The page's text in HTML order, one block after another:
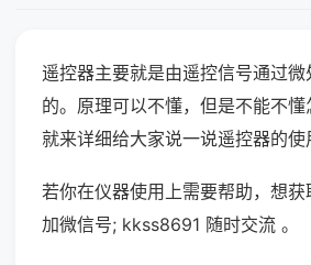
遥控器主要就是由遥控信号通过
的。原理可以不懂，但是不能不
就来详细给大家说一说遥控器的使
若你在仪器使用上需要帮助，想
加微信号; kkss8691 随时交流 。